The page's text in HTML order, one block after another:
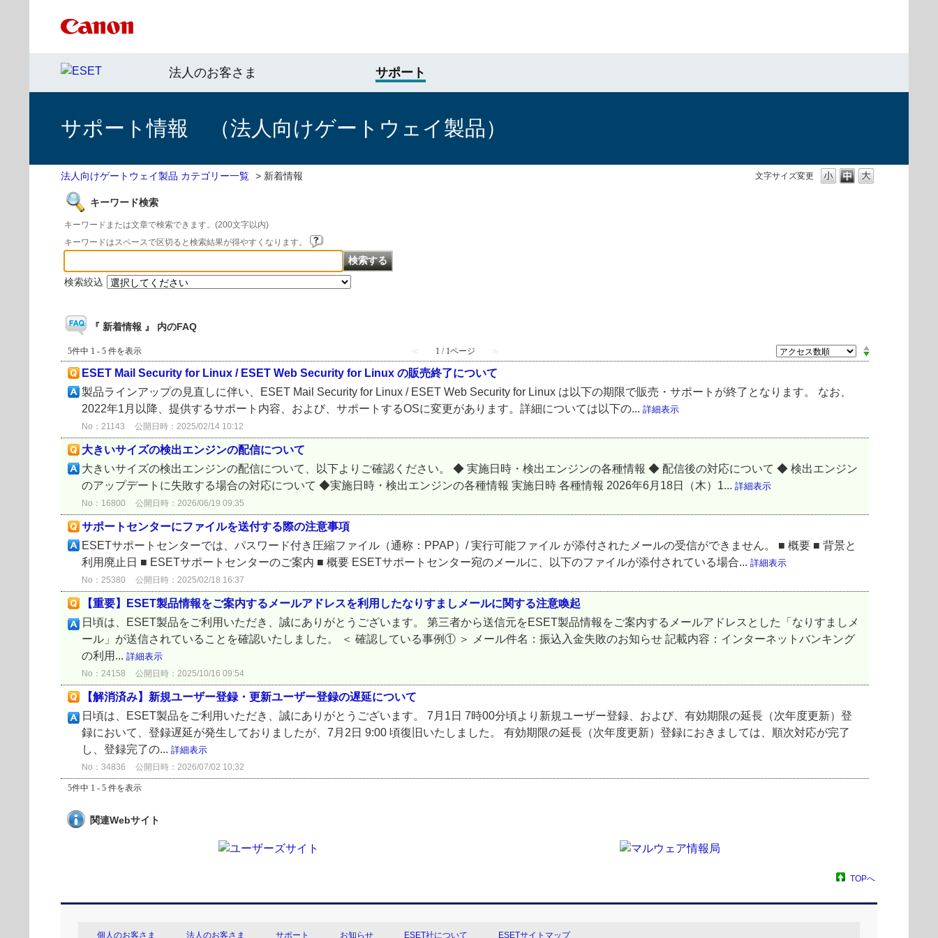
法人のお客さま サポート
サポート情報 （法人向けゲートウェイ製品）
文字サイズ変更
法人向けゲートウェイ製品 カテゴリー一覧 > 新着情報
キーワード検索
キーワードまたは文章で検索できます。(200文字以内)
キーワードはスペースで区切ると検索結果が得やすくなります。
検索絞込
『 新着情報 』 内のFAQ
5件中 1 - 5 件を表示 ≪ 1 / 1ページ ≫
ESET Mail Security for Linux / ESET Web Security for Linux の販売終了について
製品ラインアップの見直しに伴い、ESET Mail Security for Linux / ESET Web Security for Linux は以下の期限で販売・サポートが終了となります。 なお、
2022年1月以降、提供するサポート内容、および、サポートするOSに変更があります。詳細については以下の... 詳細表示
No：21143 公開日時：2025/02/14 10:12
大きいサイズの検出エンジンの配信について
大きいサイズの検出エンジンの配信について、以下よりご確認ください。 ◆ 実施日時・検出エンジンの各種情報 ◆ 配信後の対応について ◆ 検出エンジン
のアップデートに失敗する場合の対応について ◆実施日時・検出エンジンの各種情報 実施日時 各種情報 2026年6月18日（木）1... 詳細表示
No：16800 公開日時：2026/06/19 09:35
サポートセンターにファイルを送付する際の注意事項
ESETサポートセンターでは、パスワード付き圧縮ファイル（通称：PPAP）/ 実行可能ファイル が添付されたメールの受信ができません。 ■ 概要 ■ 背景と
利用廃止日 ■ ESETサポートセンターのご案内 ■ 概要 ESETサポートセンター宛のメールに、以下のファイルが添付されている場合... 詳細表示
No：25380 公開日時：2025/02/18 16:37
【重要】ESET製品情報をご案内するメールアドレスを利用したなりすましメールに関する注意喚起
日頃は、ESET製品をご利用いただき、誠にありがとうございます。 第三者から送信元をESET製品情報をご案内するメールアドレスとした「なりすましメ
ール」が送信されていることを確認いたしました。 ＜ 確認している事例① ＞ メール件名：振込入金失敗のお知らせ 記載内容：インターネットバンキング
の利用... 詳細表示
No：24158 公開日時：2025/10/16 09:54
【解消済み】新規ユーザー登録・更新ユーザー登録の遅延について
日頃は、ESET製品をご利用いただき、誠にありがとうございます。 7月1日 7時00分頃より新規ユーザー登録、および、有効期限の延長（次年度更新）登
録において、登録遅延が発生しておりましたが、7月2日 9:00 頃復旧いたしました。 有効期限の延長（次年度更新）登録におきましては、順次対応が完了
し、登録完了の... 詳細表示
No：34836 公開日時：2026/07/02 10:32
5件中 1 - 5 件を表示
関連Webサイト
TOPへ
個人のお客さま 法人のお客さま サポート お知らせ ESET社について ESETサイトマップ